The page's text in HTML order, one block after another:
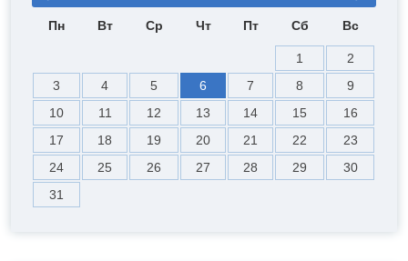
Пн Вт Ср Чт Пт Сб Вс
1
2
3
4 5 6 7 8
9
10
11 12 13 14 15
16
17
18 19 20 21 22
23
24
25 26 27 28 29
30
31